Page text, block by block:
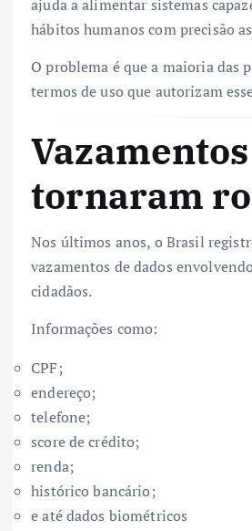
ajuda a alimentar sistemas
hábitos humanos com precisão
O problema é que a maioria das
termos de uso que autorizam
tornaram
Nos últimos anos, o Brasil
vazamentos de dados
cidadãos.
Informações como:
CPF;
endereço;
telefone;
score de crédito;
renda;
histórico bancário;
e até dados biométricos